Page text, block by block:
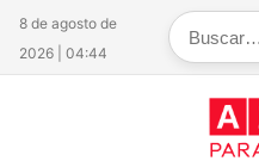
8 de agosto de
2026 | 04:44